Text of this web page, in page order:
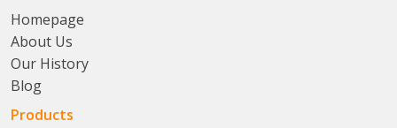
Homepage
About Us
Our History
Blog
Products